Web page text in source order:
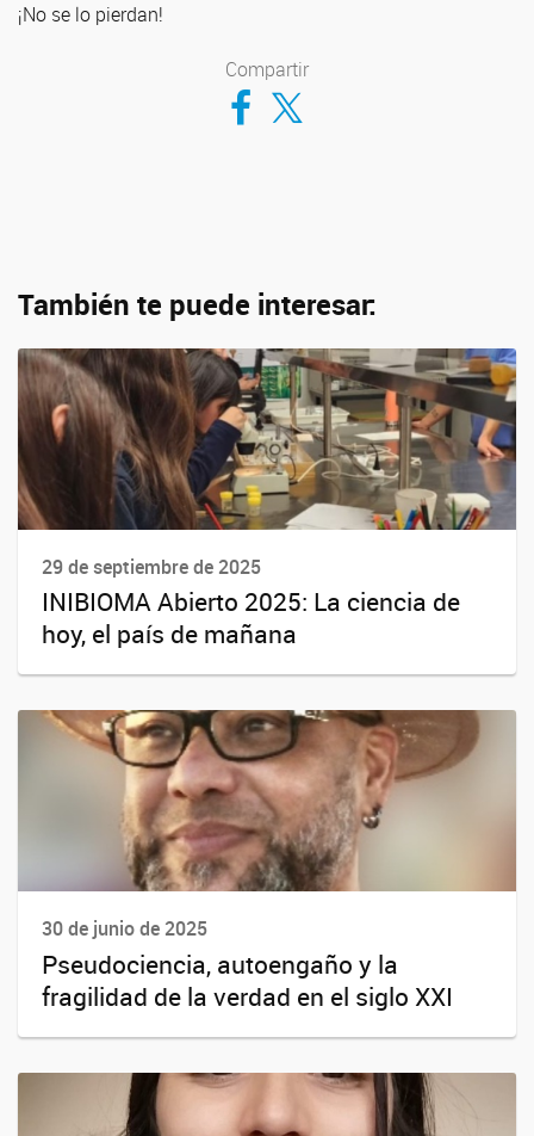
¡No se lo pierdan!
Compartir
Compartir en Facebook
Compartir en Twitter
También te puede interesar:
29 de septiembre de 2025
INIBIOMA Abierto 2025: La ciencia de
hoy, el país de mañana
30 de junio de 2025
Pseudociencia, autoengaño y la
fragilidad de la verdad en el siglo XXI